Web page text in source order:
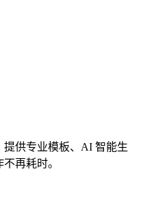
供专业模板、AI 智能生
再耗时。